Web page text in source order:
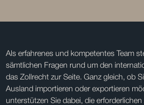
Als erfahrenes und kompetentes Team
sämtlichen Fragen rund um den
das Zollrecht zur Seite. Ganz gleich, ob
Ausland importieren oder exportieren
unterstützen Sie dabei, die